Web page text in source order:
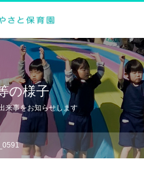
の様子
来事をお知らせします